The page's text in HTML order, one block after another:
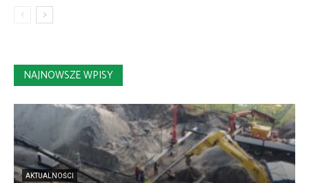
NAJNOWSZE WPISY
AKTUALNOŚCI